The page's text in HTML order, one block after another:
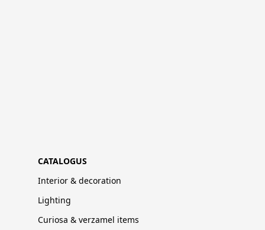
CATALOGUS
Interior & decoration
Lighting
Curiosa & verzamel items